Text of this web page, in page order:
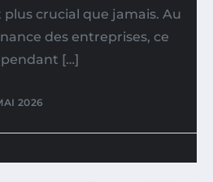
plus crucial que jamais. Au
des entreprises, ce
[…]
2026